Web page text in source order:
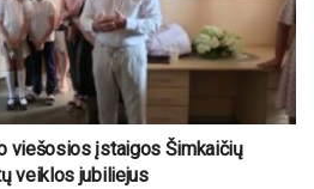
viešosios įstaigos Šimkaičių
veiklos jubiliejus